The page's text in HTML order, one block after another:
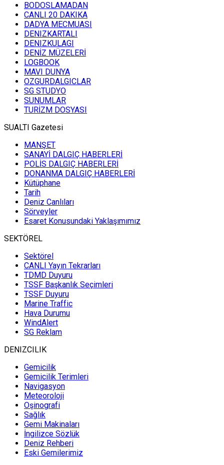
BODOSLAMADAN
CANLI 20 DAKIKA
DADYA MECMUASI
DENIZKARTALI
DENIZKULAGI
DENİZ MÜZELERİ
LOGBOOK
MAVI DUNYA
OZGURDALGICLAR
SG STUDYO
SUNUMLAR
TURİZM DOSYASI
SUALTI Gazetesi
MANŞET
SANAYİ DALGIÇ HABERLERİ
POLİS DALGIÇ HABERLERİ
DONANMA DALGIÇ HABERLERİ
Kütüphane
Tarih
Deniz Canlıları
Sörveyler
Esaret Konusundaki Yaklaşımımız
SEKTÖREL
Sektörel
CANLI Yayın Tekrarları
TDMD Duyuru
TSSF Başkanlık Seçimleri
TSSF Duyuru
Marine Traffic
Hava Durumu
WindAlert
SG Reklam
DENIZCILIK
Gemicilik
Gemicilik Terimleri
Navigasyon
Meteoroloji
Oşinografi
Sağlık
Gemi Makinaları
İngilizce Sözlük
Deniz Rehberi
Eski Gemilerimiz